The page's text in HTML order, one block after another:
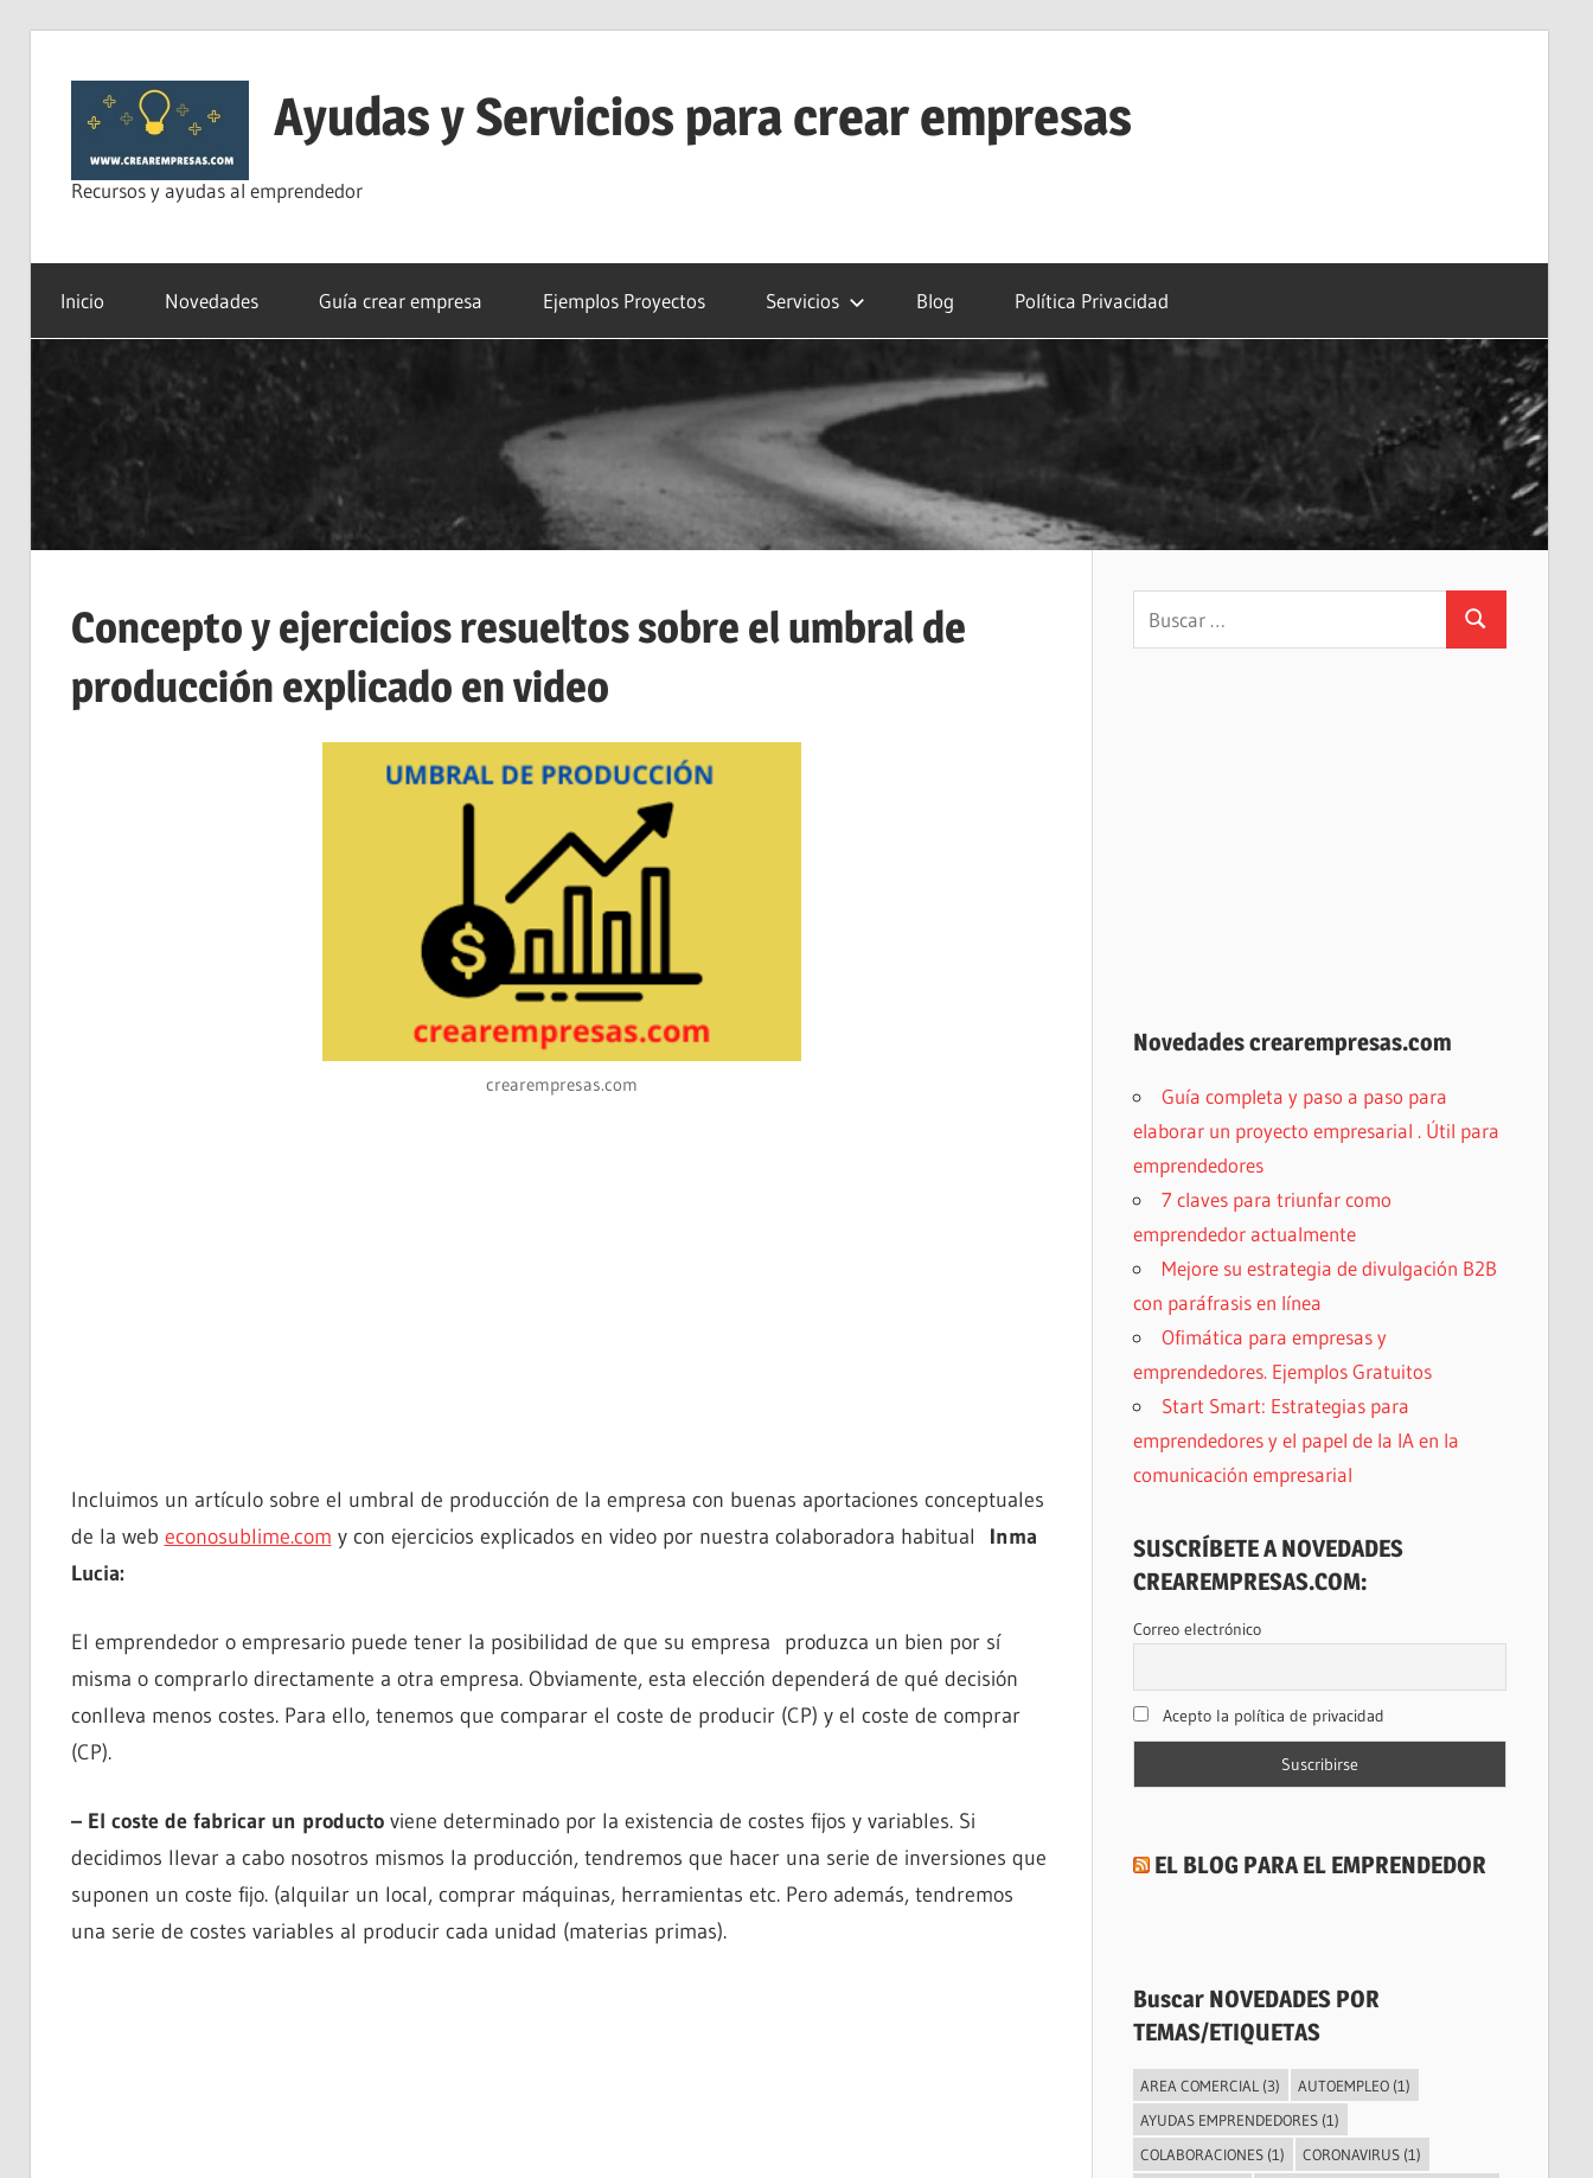
contenido
Ayudas y Servicios para crear empresas
Recursos y ayudas al emprendedor
Inicio Novedades Guía crear empresa Ejemplos Proyectos Servicios Blog Política Privacidad
Concepto y ejercicios resueltos sobre el umbral de
producción explicado en video
crearempresas.com
Incluimos un artículo sobre el umbral de producción de la empresa con buenas aportaciones conceptuales
de la web econosublime.com y con ejercicios explicados en video por nuestra colaboradora habitual Inma
Lucia:
El emprendedor o empresario puede tener la posibilidad de que su empresa produzca un bien por sí
misma o comprarlo directamente a otra empresa. Obviamente, esta elección dependerá de qué decisión
conlleva menos costes. Para ello, tenemos que comparar el coste de producir (CP) y el coste de comprar
(CP).
– El coste de fabricar un productoviene determinado por la existencia de costes fijos y variables. Si
decidimos llevar a cabo nosotros mismos la producción, tendremos que hacer una serie de inversiones que
suponen un coste fijo. (alquilar un local, comprar máquinas, herramientas etc. Pero además, tendremos
una serie de costes variables al producir cada unidad (materias primas).
Buscar
Novedades crearempresas.com
Guía completa y paso a paso para
elaborar un proyecto empresarial . Útil para
emprendedores
7 claves para triunfar como
emprendedor actualmente
Mejore su estrategia de divulgación B2B
con paráfrasis en línea
Ofimática para empresas y
emprendedores. Ejemplos Gratuitos
Start Smart: Estrategias para
emprendedores y el papel de la IA en la
comunicación empresarial
SUSCRÍBETE A NOVEDADES
CREAREMPRESAS.COM:
Correo electrónico
Acepto la política de privacidad
EL BLOG PARA EL EMPRENDEDOR
Buscar NOVEDADES POR
TEMAS/ETIQUETAS
AREA COMERCIAL (3) AUTOEMPLEO (1)
AYUDAS EMPRENDEDORES (1)
COLABORACIONES (1) CORONAVIRUS (1)